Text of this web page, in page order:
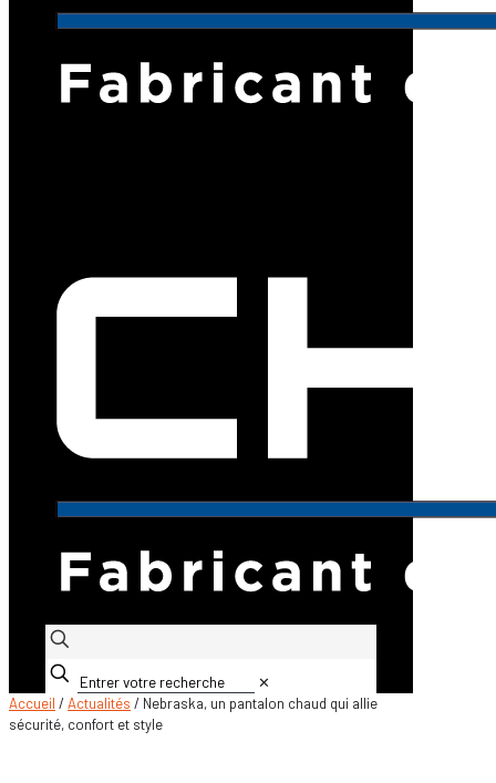
✕
Accueil /Actualités / Nebraska, un pantalon chaud qui allie
sécurité, confort et style